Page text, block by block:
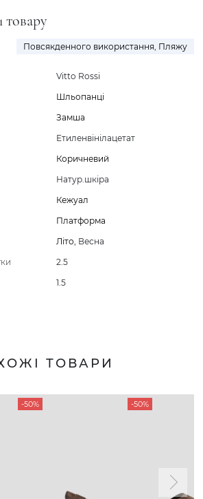
товару
Повсякденного використання, Пляжу
Vitto Rossi
Шльопанці
Замша
Етиленвінілацетат
Коричневий
Натур.шкіра
Кежуал
Платформа
Літо, Весна
2.5
1.5
ТОВАРИ
-50% -50%